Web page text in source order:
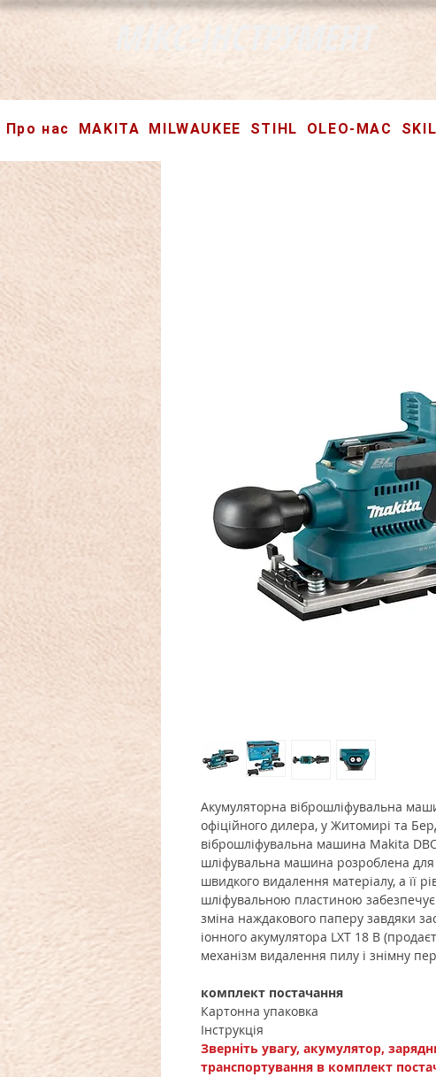
МІКС-ІНСТРУМЕНТ
Про нас MAKITA MILWAUKEE STIHL OLEO-MAC SKIL
Акумуляторна віброшліфувальна
офіційного дилера, у Житомирі та
віброшліфувальна машина Makita
шліфувальна машина розроблена
швидкого видалення матеріалу, а її
шліфувальною пластиною
зміна наждакового паперу завдяки
іонного акумулятора LXT 18 В
механізм видалення пилу і знімну
комплект постачання
Картонна упаковка
Інструкція
Зверніть увагу, акумулятор,
транспортування в комплект